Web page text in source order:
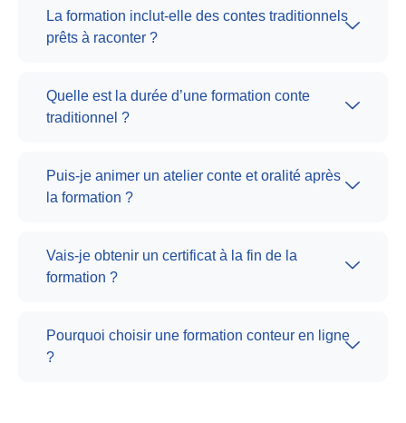
La formation inclut-elle des contes traditionnels
prêts à raconter ?
Quelle est la durée d’une formation conte
traditionnel ?
Puis-je animer un atelier conte et oralité après
la formation ?
Vais-je obtenir un certificat à la fin de la
formation ?
Pourquoi choisir une formation conteur en ligne
?